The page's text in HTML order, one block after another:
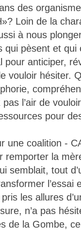
des
Loin de la
à nous
pèsent et qui
pour anticiper,
vouloir hésiter.
pas l’air de
pour
une coalition -
remporter la
semblait, tout
l’essai
les allures
n’a pas
de la Gombe,